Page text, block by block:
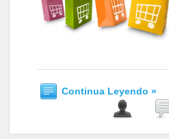
Continua Leyendo »